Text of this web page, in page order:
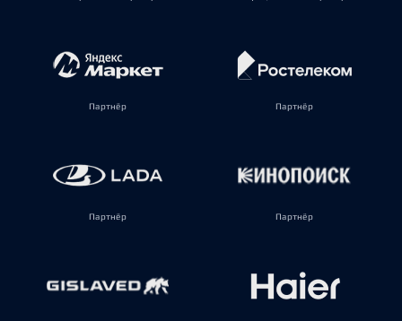
Партнёр Партнёр
Партнёр Партнёр